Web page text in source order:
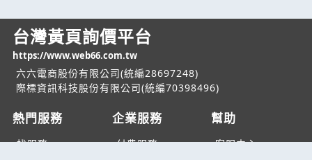
台灣黃頁詢價平台
https://www.web66.com.tw
六六電商股份有限公司(統編28697248)
際標資訊科技股份有限公司(統編70398496)
熱門服務
找服務
企業服務
付費服務
幫助
客服中心